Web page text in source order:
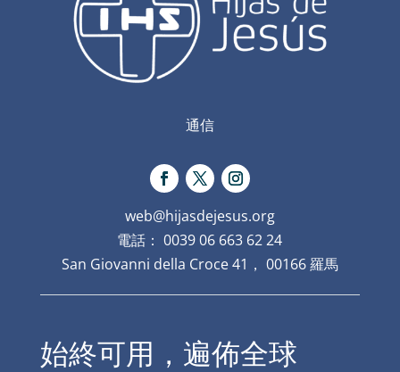
通信
web@hijasdejesus.org
電話： 0039 06 663 62 24
San Giovanni della Croce 41， 00166 羅馬
始終可用，遍佈全球